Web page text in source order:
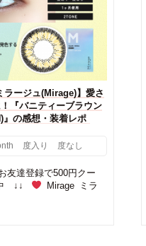
ラージュ(Mirage)】愛さ
『バニティーブラウン
』の感想・装着レポ
度入り 度なし
友達登録で500円クー
↓↓
Mirage ミラ